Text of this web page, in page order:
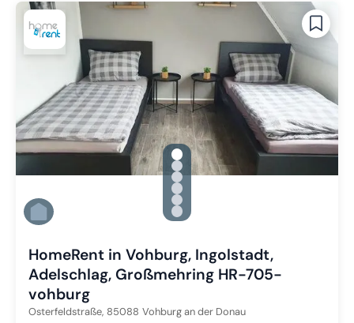
gallery.slide_selector
Zu Slide 1 wechseln
Zu Slide 2 wechseln
Zu Slide 3 wechseln
Zu Slide 4 wechseln
Zu Slide 5 wechseln
Zu Slide 6 wechseln
HomeRent in Vohburg, Ingolstadt,
Adelschlag, Großmehring HR-705-
vohburg
Osterfeldstraße, 85088 Vohburg an der Donau